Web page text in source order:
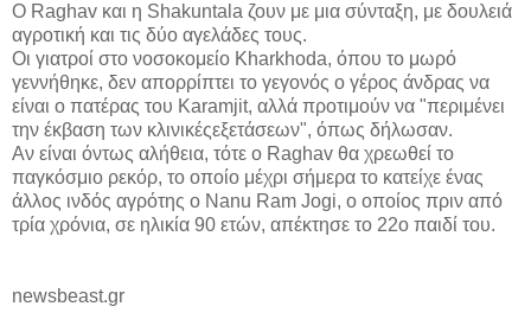
Ο Raghav και η Shakuntala ζουν με μια σύνταξη, με δουλειά
αγροτική και τις δύο αγελάδες τους.
Οι γιατροί στο νοσοκομείο Kharkhoda, όπου το μωρό
γεννήθηκε, δεν απορρίπτει το γεγονός ο γέρος άνδρας να
είναι ο πατέρας του Karamjit, αλλά προτιμούν να "περιμένει
την έκβαση των κλινικέςεξετάσεων", όπως δήλωσαν.
Αν είναι όντως αλήθεια, τότε ο Raghav θα χρεωθεί το
παγκόσμιο ρεκόρ, το οποίο μέχρι σήμερα το κατείχε ένας
άλλος ινδός αγρότης ο Nanu Ram Jogi, ο οποίος πριν από
τρία χρόνια, σε ηλικία 90 ετών, απέκτησε το 22ο παιδί του.
newsbeast.gr